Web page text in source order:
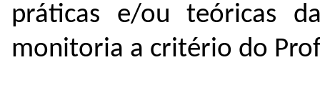
práticas e/ou teóricas
monitoria a critério do